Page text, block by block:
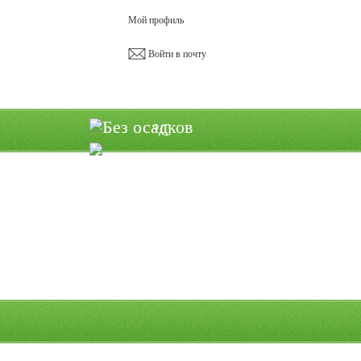
Мой профиль
Войти в почту
°C